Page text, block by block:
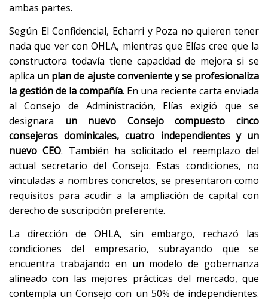
ambas partes.
Según El Confidencial, Echarri y Poza no quieren tener
nada que ver con OHLA, mientras que Elías cree que la
constructora todavía tiene capacidad de mejora si se
aplica un plan de ajuste conveniente y se profesionaliza
la gestión de la compañía. En una reciente carta enviada
al Consejo de Administración, Elías exigió que se
designara un nuevo Consejo compuesto cinco
consejeros dominicales, cuatro independientes y un
nuevo CEO. También ha solicitado el reemplazo del
actual secretario del Consejo. Estas condiciones, no
vinculadas a nombres concretos, se presentaron como
requisitos para acudir a la ampliación de capital con
derecho de suscripción preferente.
La dirección de OHLA, sin embargo, rechazó las
condiciones del empresario, subrayando que se
encuentra trabajando en un modelo de gobernanza
alineado con las mejores prácticas del mercado, que
contempla un Consejo con un 50% de independientes.